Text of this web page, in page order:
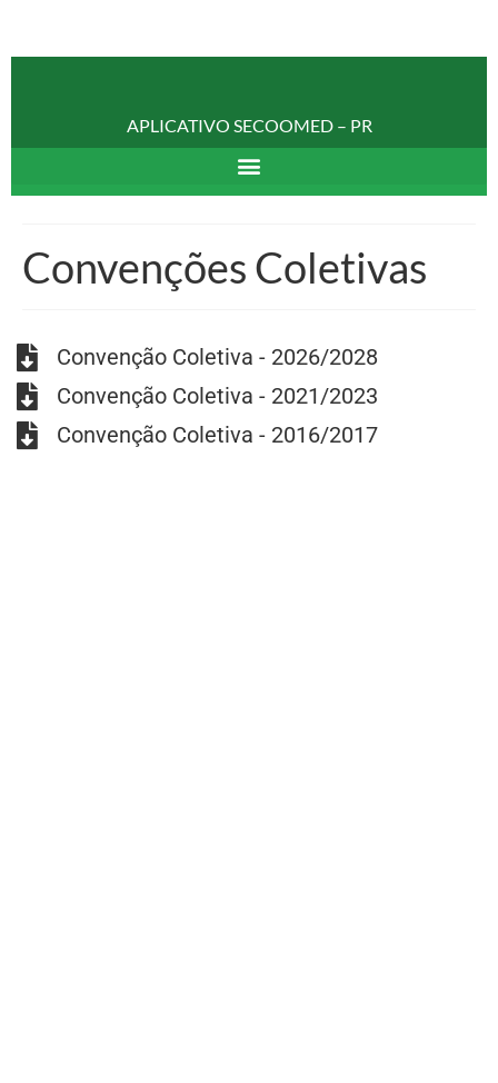
APLICATIVO SECOOMED – PR
Convenções Coletivas
Convenção Coletiva - 2026/2028
Convenção Coletiva - 2021/2023
Convenção Coletiva - 2016/2017